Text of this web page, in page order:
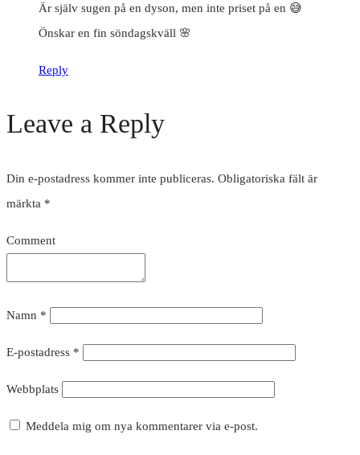
Är själv sugen på en dyson, men inte priset på en 😅
Önskar en fin söndagskväll 🌸
Reply
Leave a Reply
Din e-postadress kommer inte publiceras. Obligatoriska fält är
märkta *
Comment
Namn *
E-postadress *
Webbplats
Meddela mig om nya kommentarer via e-post.